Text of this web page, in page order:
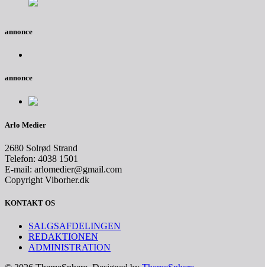
annonce
annonce
Arlo Medier
2680 Solrød Strand
Telefon: 4038 1501
E-mail: arlomedier@gmail.com
Copyright Viborher.dk
KONTAKT OS
SALGSAFDELINGEN
REDAKTIONEN
ADMINISTRATION